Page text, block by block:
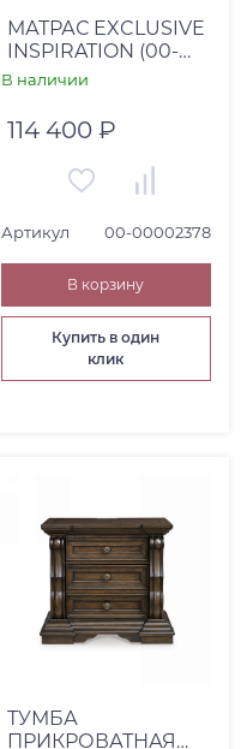
До
МАТРАС EXCLUSIVE
INSPIRATION (00-
00002378)
В наличии
114 400 ₽
Артикул 00-00002378
В корзину
Купить в один
клик
ТУМБА
ПРИКРОВАТНАЯ